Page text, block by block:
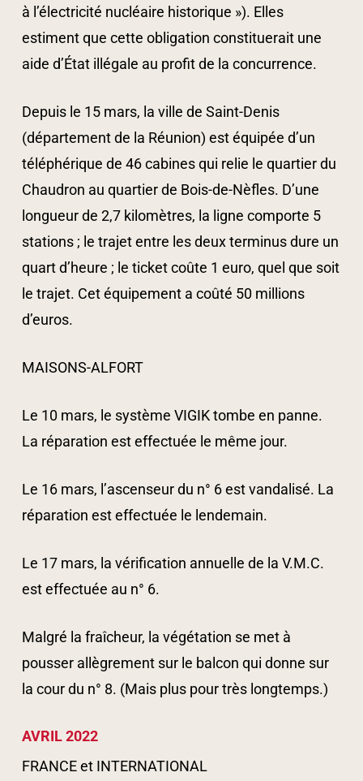
à l’électricité nucléaire historique »). Elles
estiment que cette obligation constituerait une
aide d’État illégale au profit de la concurrence.
Depuis le 15 mars, la ville de Saint-Denis
(département de la Réunion) est équipée d’un
téléphérique de 46 cabines qui relie le quartier du
Chaudron au quartier de Bois-de-Nèfles. D’une
longueur de 2,7 kilomètres, la ligne comporte 5
stations ; le trajet entre les deux terminus dure un
quart d’heure ; le ticket coûte 1 euro, quel que soit
le trajet. Cet équipement a coûté 50 millions
d’euros.
MAISONS-ALFORT
Le 10 mars, le système VIGIK tombe en panne.
La réparation est effectuée le même jour.
Le 16 mars, l’ascenseur du n° 6 est vandalisé. La
réparation est effectuée le lendemain.
Le 17 mars, la vérification annuelle de la V.M.C.
est effectuée au n° 6.
Malgré la fraîcheur, la végétation se met à
pousser allègrement sur le balcon qui donne sur
la cour du n° 8. (Mais plus pour très longtemps.)
AVRIL 2022
FRANCE et INTERNATIONAL